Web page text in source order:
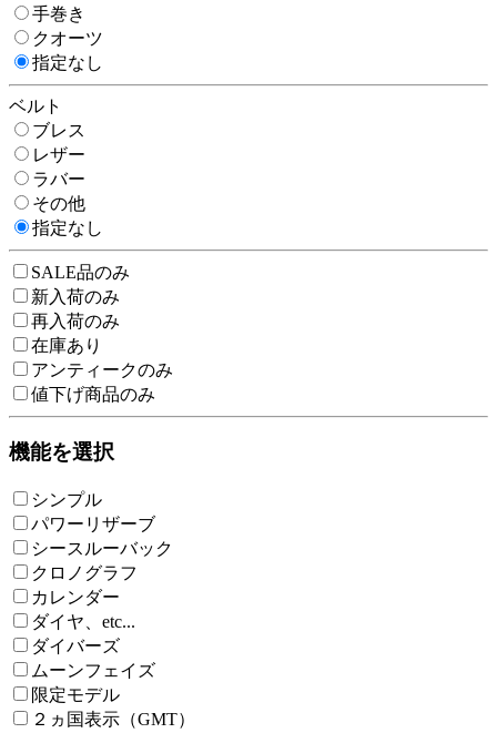
手巻き
クオーツ
指定なし
ベルト
ブレス
レザー
ラバー
その他
指定なし
SALE品のみ
新入荷のみ
再入荷のみ
在庫あり
アンティークのみ
値下げ商品のみ
機能を選択
シンプル
パワーリザーブ
シースルーバック
クロノグラフ
カレンダー
ダイヤ、etc...
ダイバーズ
ムーンフェイズ
限定モデル
２ヵ国表示（GMT）